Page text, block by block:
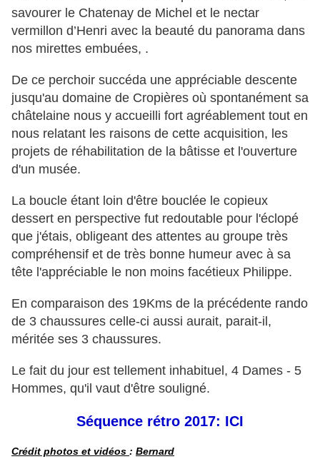
savourer le Chatenay de Michel et le nectar
vermillon d’Henri avec la beauté du panorama dans
nos mirettes embuées, .
De ce perchoir succéda une appréciable descente
jusqu'au domaine de Cropières où spontanément sa
châtelaine nous y accueilli fort agréablement tout en
nous relatant les raisons de cette acquisition, les
projets de réhabilitation de la bâtisse et l'ouverture
d'un musée.
La boucle étant loin d'être bouclée le copieux
dessert en perspective fut redoutable pour l'éclopé
que j'étais, obligeant des attentes au groupe très
compréhensif et de très bonne humeur avec à sa
tête l'appréciable le non moins facétieux Philippe.
En comparaison des 19Kms de la précédente rando
de 3 chaussures celle-ci aussi aurait, parait-il,
méritée ses 3 chaussures.
Le fait du jour est tellement inhabituel, 4 Dames - 5
Hommes, qu'il vaut d'être souligné.
Séquence rétro 2017: ICI
Crédit photos et vidéos : Bernard